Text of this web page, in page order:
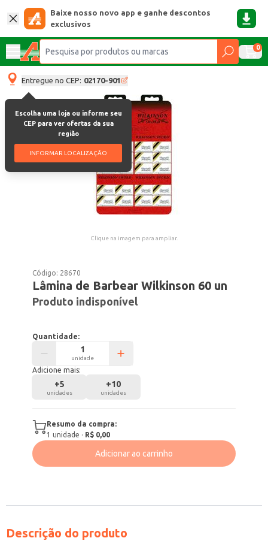
Baixe nosso novo app e ganhe descontos
exclusivos
0
Entregue no CEP: 02170-901
Escolha uma loja ou informe seu
CEP para ver ofertas da sua
região
INFORMAR LOCALIZAÇÃO
Clique na imagem para ampliar.
Código: 28670
Lâmina de Barbear Wilkinson 60 un
Produto indisponível
Quantidade:
unidade
Adicione mais:
+5
unidades
+10
unidades
Resumo da compra:
1 unidade · R$ 0,00
Adicionar ao carrinho
Descrição do produto